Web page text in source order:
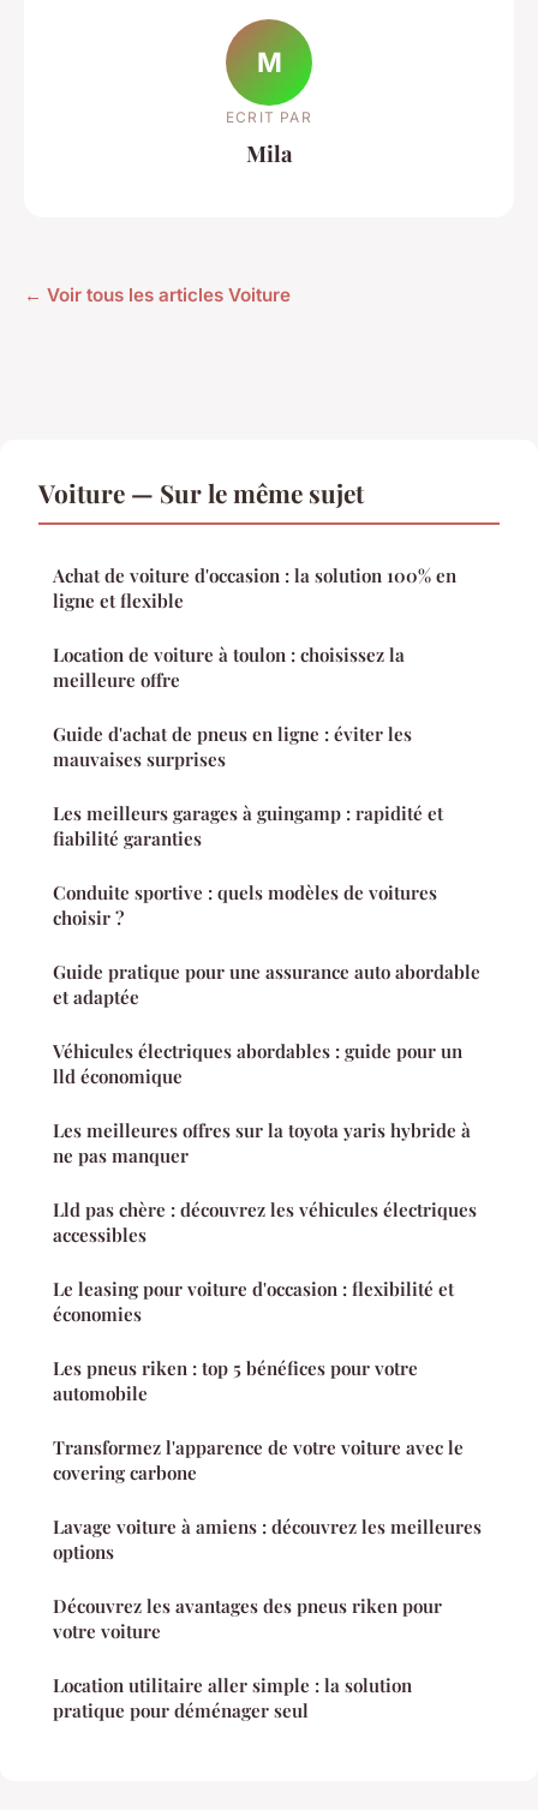
M
ECRIT PAR
Mila
← Voir tous les articles Voiture
Voiture — Sur le même sujet
Achat de voiture d'occasion : la solution 100% en
ligne et flexible
Location de voiture à toulon : choisissez la
meilleure offre
Guide d'achat de pneus en ligne : éviter les
mauvaises surprises
Les meilleurs garages à guingamp : rapidité et
fiabilité garanties
Conduite sportive : quels modèles de voitures
choisir ?
Guide pratique pour une assurance auto abordable
et adaptée
Véhicules électriques abordables : guide pour un
lld économique
Les meilleures offres sur la toyota yaris hybride à
ne pas manquer
Lld pas chère : découvrez les véhicules électriques
accessibles
Le leasing pour voiture d'occasion : flexibilité et
économies
Les pneus riken : top 5 bénéfices pour votre
automobile
Transformez l'apparence de votre voiture avec le
covering carbone
Lavage voiture à amiens : découvrez les meilleures
options
Découvrez les avantages des pneus riken pour
votre voiture
Location utilitaire aller simple : la solution
pratique pour déménager seul